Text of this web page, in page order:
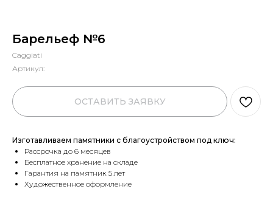
Барельеф №6
Caggiati
Артикул:
ОСТАВИТЬ ЗАЯВКУ
Изготавливаем памятники с благоустройством под ключ:
Рассрочка до 6 месяцев
Бесплатное хранение на складе
Гарантия на памятник 5 лет
Художественное оформление